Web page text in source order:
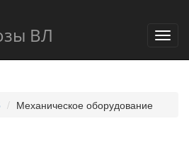
ВЛ
Механическое оборудование